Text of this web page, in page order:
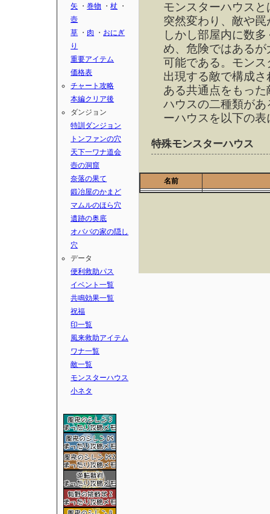
矢 ・巻物 ・杖 ・
壺
草 ・ 肉 ・ おにぎ
り
重要アイテム
価格表
チャート攻略
本編クリア後
ダンジョン
特訓ダンジョン
トンファンの穴
天下一ワナ道会
壺の洞窟
奈落の果て
鍛冶屋のかまど
マムルのほら穴
遺跡の奥底
オババの家の隠し
穴
データ
便利救助パス
イベント一覧
共鳴効果一覧
祝福
印一覧
風来救助アイテム
ワナ一覧
敵一覧
モンスターハウス
小ネタ
モンスターハウス
突然変わり、敵や
しかし部屋内に数
め、危険ではある
可能である。モン
出現する敵で構成
ある共通点をもっ
ハウスの二種類が
ーハウスを以下の表
特殊モンスターハウス
名前